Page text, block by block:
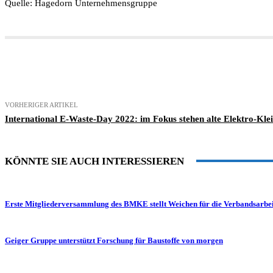
Quelle: Hagedorn Unternehmensgruppe
VORHERIGER ARTIKEL
International E-Waste-Day 2022: im Fokus stehen alte Elektro-
KÖNNTE SIE AUCH INTERESSIEREN
Erste Mitgliederversammlung des BMKE stellt Weichen für die
Geiger Gruppe unterstützt Forschung für Baustoffe von morgen